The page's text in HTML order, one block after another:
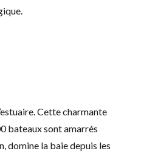
Cette charmante
bateaux sont amarrés
domine la baie depuis les